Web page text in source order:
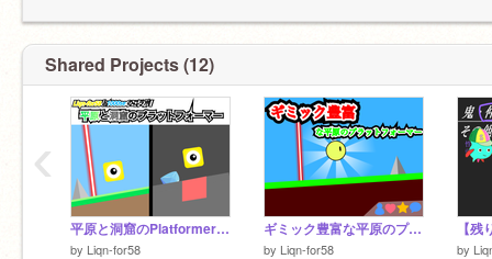
Shared Projects (12)
平原と洞窟のPlatformer/プラットフォーマー[Liqn-for58と1000seのコラボ作品！]
by Liqn-for58
ギミック豊富な平原のプラットフォーマー(超簡単)
by Liqn-for58 by
‹